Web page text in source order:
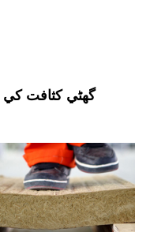
گھڻي کثافت کي